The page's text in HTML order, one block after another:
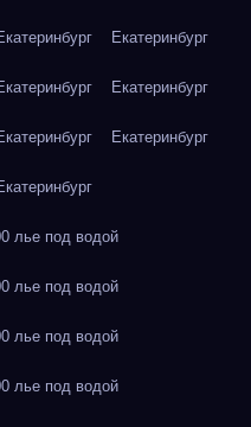
Екатеринбург
Екатеринбург
Екатеринбург
лье под водой
лье под водой
лье под водой
лье под водой